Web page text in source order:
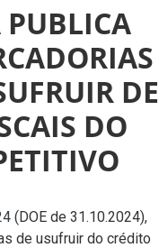
PUBLICA
DE
DO
(DOE de 31.10.2024),
de usufruir do crédito